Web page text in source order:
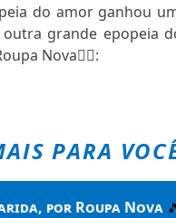
do amor ganhou
grande epopeia
Nova👇🏻:
PARA
por Roupa Nova